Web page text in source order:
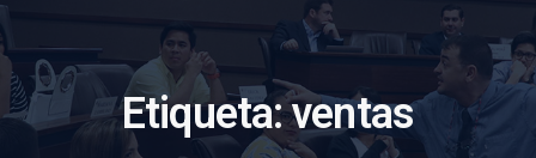
Etiqueta:ventas